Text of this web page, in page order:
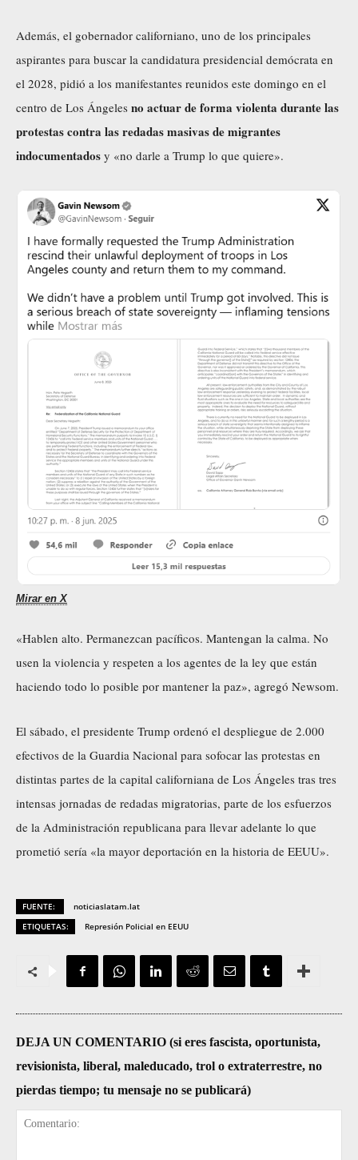
Además, el gobernador californiano, uno de los principales
aspirantes para buscar la candidatura presidencial demócrata en
el 2028, pidió a los manifestantes reunidos este domingo en el
centro de Los Ángeles no actuar de forma violenta durante las
protestas contra las redadas masivas de migrantes
indocumentados y «no darle a Trump lo que quiere».
Mirar en X
«Hablen alto. Permanezcan pacíficos. Mantengan la calma. No
usen la violencia y respeten a los agentes de la ley que están
haciendo todo lo posible por mantener la paz», agregó Newsom.
El sábado, el presidente Trump ordenó el despliegue de 2.000
efectivos de la Guardia Nacional para sofocar las protestas en
distintas partes de la capital californiana de Los Ángeles tras tres
intensas jornadas de redadas migratorias, parte de los esfuerzos
de la Administración republicana para llevar adelante lo que
prometió sería «la mayor deportación en la historia de EEUU».
FUENTE:
noticiaslatam.lat
ETIQUETAS:
Represión Policial en EEUU
DEJA UN COMENTARIO (si eres fascista, oportunista,
revisionista, liberal, maleducado, trol o extraterrestre, no
pierdas tiempo; tu mensaje no se publicará)